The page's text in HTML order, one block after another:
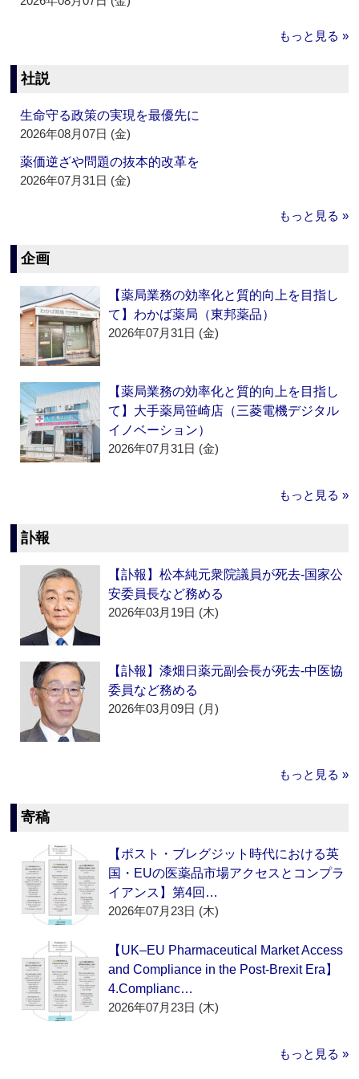
もっと見る »
社説
生命守る政策の実現を最優先に
2026年08月07日 (金)
薬価逆ざや問題の抜本的改革を
2026年07月31日 (金)
もっと見る »
企画
【薬局業務の効率化と質的向上を目指し
て】わかば薬局（東邦薬品）
2026年07月31日 (金)
【薬局業務の効率化と質的向上を目指し
て】大手薬局笹崎店（三菱電機デジタル
イノベーション）
2026年07月31日 (金)
もっと見る »
訃報
【訃報】松本純元衆院議員が死去‐国家公
安委員長など務める
2026年03月19日 (木)
【訃報】漆畑日薬元副会長が死去‐中医協
委員など務める
2026年03月09日 (月)
もっと見る »
寄稿
【ポスト・ブレグジット時代における英
国・EUの医薬品市場アクセスとコンプラ
イアンス】第4回…
2026年07月23日 (木)
【UK–EU Pharmaceutical Market Access
and Compliance in the Post-Brexit Era】
4.Complianc…
2026年07月23日 (木)
もっと見る »